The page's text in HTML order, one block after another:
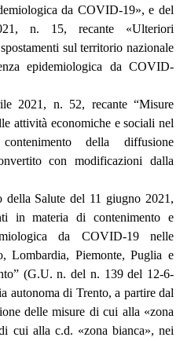
da COVID-19», e del
n. 15, recante «Ulteriori
sul territorio nazionale
epidemiologica da COVID-
2021, n. 52, recante “Misure
attività economiche e sociali nel
della diffusione
con modificazioni dalla
Salute del 11 giugno 2021,
in materia di contenimento e
da COVID-19 nelle
Lombardia, Piemonte, Puglia e
(G.U. n. del n. 139 del 12-6-
autonoma di Trento, a partire dal
delle misure di cui alla «zona
cui alla c.d. «zona bianca», nei